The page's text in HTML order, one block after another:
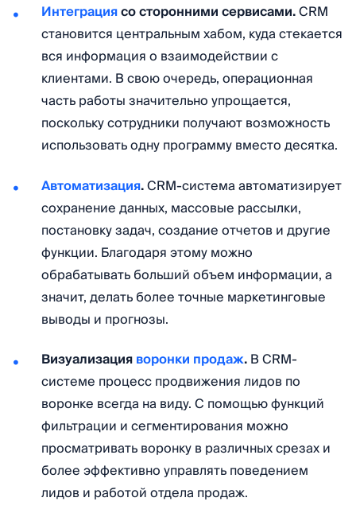
Интеграциясо сторонними сервисами.CRM
становится центральным хабом, куда стекается
вся информация о взаимодействии с
клиентами. В свою очередь, операционная
часть работы значительно упрощается,
поскольку сотрудники получают возможность
использовать одну программу вместо десятка.
Автоматизация.CRM-система автоматизирует
сохранение данных, массовые рассылки,
постановку задач, создание отчетов и другие
функции. Благодаря этому можно
обрабатывать больший объем информации, а
значит, делать более точные маркетинговые
выводы и прогнозы.
Визуализацияворонки продаж.В CRM-
системе процесс продвижения лидов по
воронке всегда на виду. С помощью функций
фильтрации и сегментирования можно
просматривать воронку в различных срезах и
более эффективно управлять поведением
лидов и работой отдела продаж.